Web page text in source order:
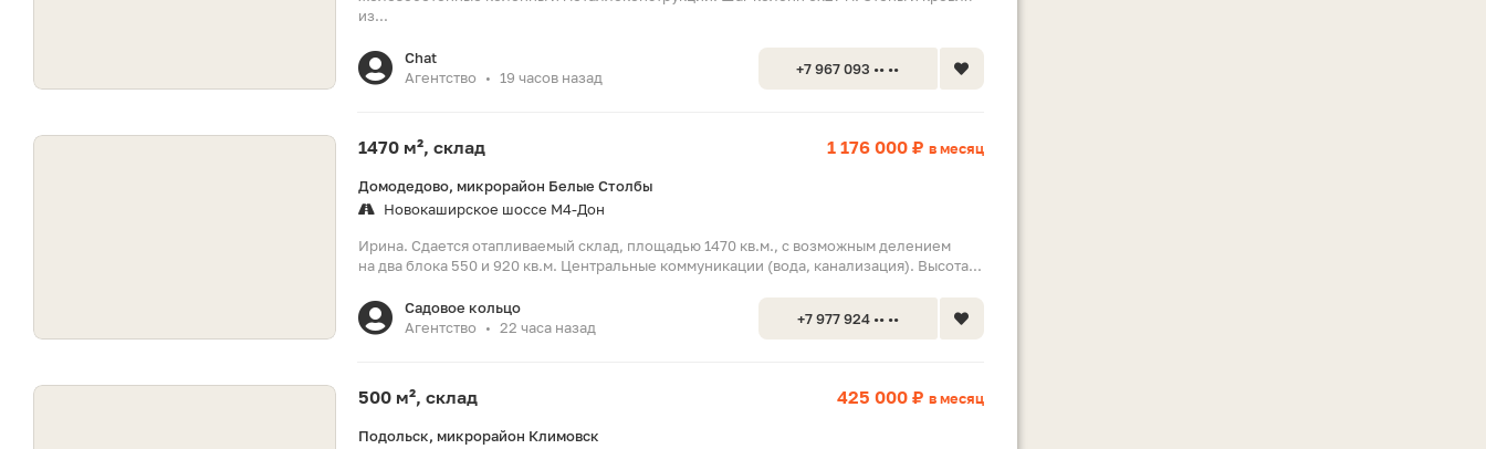
из...
Chat
Агентство
• 19 часов назад +7 967 093 •• ••
1470 м², склад 1 176 000 ₽ в месяц
Домодедово, микрорайон Белые Столбы
Новокаширское шоссе М4-Дон
Ирина. Сдается отапливаемый склад, площадью 1470 кв.м., с возможным делением
на два блока 550 и 920 кв.м. Центральные коммуникации (вода, канализация). Высота...
Садовое кольцо
Агентство
• 22 часа назад +7 977 924 •• ••
500 м², склад 425 000 ₽ в месяц
Подольск, микрорайон Климовск